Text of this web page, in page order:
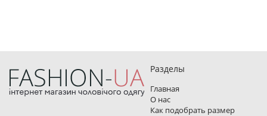
Разделы
Главная
О нас
Как подобрать размер